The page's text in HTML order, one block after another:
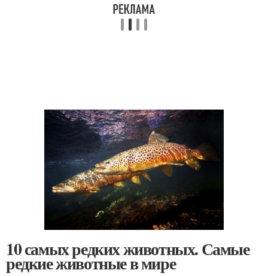
10 самых редких животных. Самые
редкие животные в мире